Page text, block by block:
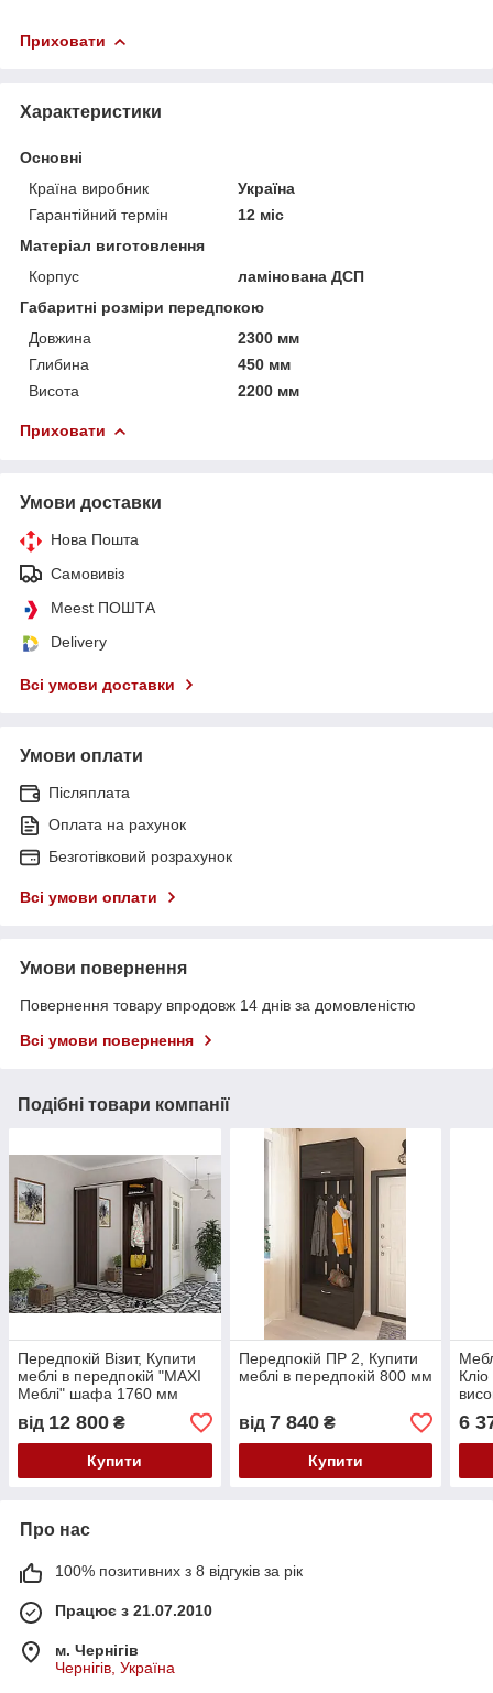
Приховати
Характеристики
Основні
Країна виробник
Україна
Гарантійний термін
12 міс
Матеріал виготовлення
Корпус
ламінована ДСП
Габаритні розміри передпокою
Довжина
2300 мм
Глибина
450 мм
Висота
2200 мм
Приховати
Умови доставки
Нова Пошта
Самовивіз
Meest ПОШТА
Delivery
Всі умови доставки
Умови оплати
Післяплата
Оплата на рахунок
Безготівковий розрахунок
Всі умови оплати
Умови повернення
Повернення товару впродовж 14 днів за домовленістю
Всі умови повернення
Подібні товари компанії
Передпокій Візит, Купити
меблі в передпокій "MAXI
Меблі" шафа 1760 мм
від 12 800 ₴
Купити
Передпокій ПР 2, Купити
меблі в передпокій 800 мм
від 7 840₴
Купити
6
Про нас
100% позитивних з 8 відгуків за рік
Працює з 21.07.2010
м. Чернігів
Чернігів, Україна